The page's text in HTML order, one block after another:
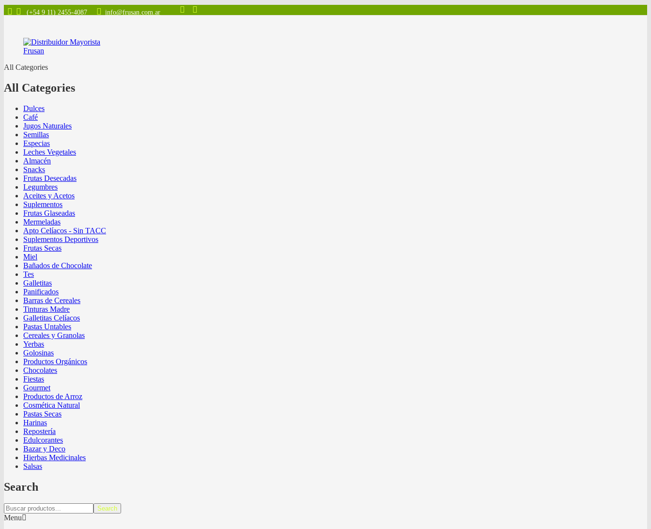
(+54 9 11) 2455-4087 info@frusan.com.ar
All Categories
All Categories
Dulces
Café
Jugos Naturales
Semillas
Especias
Leches Vegetales
Almacén
Snacks
Frutas Desecadas
Legumbres
Aceites y Acetos
Suplementos
Frutas Glaseadas
Mermeladas
Apto Celíacos - Sin TACC
Suplementos Deportivos
Frutas Secas
Miel
Bañados de Chocolate
Tes
Galletitas
Panificados
Barras de Cereales
Tinturas Madre
Galletitas Celíacos
Pastas Untables
Cereales y Granolas
Yerbas
Golosinas
Productos Orgánicos
Chocolates
Fiestas
Gourmet
Productos de Arroz
Cosmética Natural
Pastas Secas
Harinas
Repostería
Edulcorantes
Bazar y Deco
Hierbas Medicinales
Salsas
Search
Search
Menu